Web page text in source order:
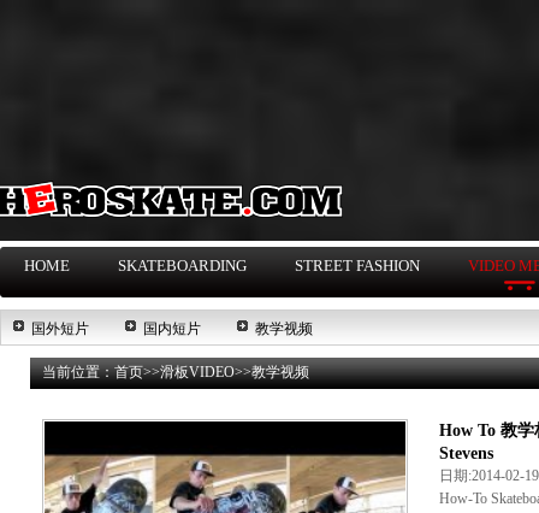
HOME SKATEBOARDING STREET FASHION VIDEO
国外短片 国内短片 教学视频
当前位置：首页>>滑板VIDEO>>教学视频
How To 教
Stevens
日期:2014-
How-To